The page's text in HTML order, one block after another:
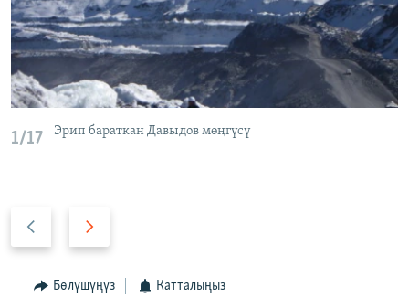
1/17 Эрип бараткан Давыдов мөңгүсү
ы
Бөлүшүңүз Катталыңыз